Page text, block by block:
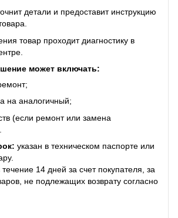
детали и предоставит инструкцию
товар проходит диагностику в
может включать:
на аналогичный;
(если ремонт или замена
указан в техническом паспорте или
14 дней за счет покупателя, за
не подлежащих возврату согласно